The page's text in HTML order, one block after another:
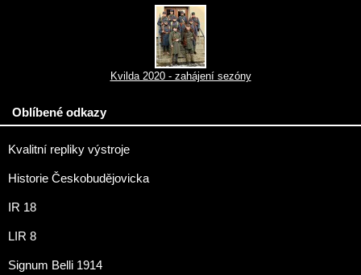
Kvilda 2020 - zahájení sezóny
Oblíbené odkazy
Kvalitní repliky výstroje
Historie Českobudějovicka
IR 18
LIR 8
Signum Belli 1914